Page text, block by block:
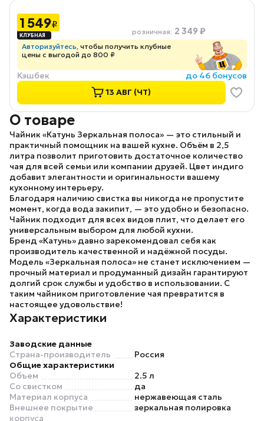
1 549₽
розничная: 2 349 ₽
Авторизуйтесь, чтобы получить клубные
цены с выгодой до 800 ₽
Кэшбек
до 46 бонусов
13 АВГ (ЧТ)
О товаре
Чайник «Катунь Зеркальная полоса» — это стильный и
практичный помощник на вашей кухне. Объём в 2,5
литра позволит приготовить достаточное количество
чая для всей семьи или компании друзей. Цвет индиго
добавит элегантности и оригинальности вашему
кухонному интерьеру.
Благодаря наличию свистка вы никогда не пропустите
момент, когда вода закипит, — это удобно и безопасно.
Чайник подходит для всех видов плит, что делает его
универсальным выбором для любой кухни.
Бренд «Катунь» давно зарекомендовал себя как
производитель качественной и надёжной посуды.
Модель «Зеркальная полоса» не станет исключением —
прочный материал и продуманный дизайн гарантируют
долгий срок службы и удобство в использовании. С
таким чайником приготовление чая превратится в
настоящее удовольствие!
Характеристики
Заводские данные
Страна-производитель
Россия
Общие характеристики
Объем
2.5 л
Со свистком
да
Материал корпуса
нержавеющая сталь
Внешнее покрытие
корпуса
зеркальная полировка